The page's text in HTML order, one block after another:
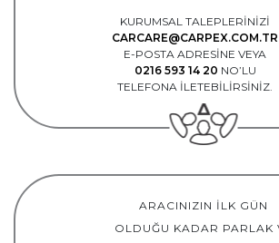
KURUMSAL TALEPLERİNİZİ
CARCARE@CARPEX.COM.TR
E-POSTA ADRESİNE VEYA
0216 593 14 20 NO’LU
TELEFONA İLETEBİLİRSİNİZ.
ARACINIZIN İLK GÜN
OLDUĞU KADAR PARLAK